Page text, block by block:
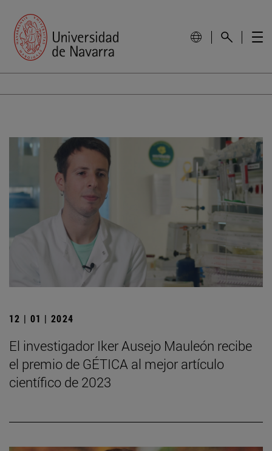
12 | 01 | 2024
El investigador Iker Ausejo Mauleón recibe
el premio de GÉTICA al mejor artículo
científico de 2023